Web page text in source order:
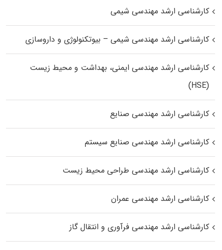
کارشناسی ارشد مهندسی شیمی
کارشناسی ارشد مهندسی شیمی – بیوتکنولوژی و داروسازی
کارشناسی ارشد مهندسی ایمنی، بهداشت و محیط زیست
(HSE)
کارشناسی ارشد مهندسی صنایع
کارشناسی ارشد مهندسی صنایع سیستم
کارشناسی ارشد مهندسی طراحی محیط زیست
کارشناسی ارشد مهندسی عمران
کارشناسی ارشد مهندسی فرآوری و انتقال گاز